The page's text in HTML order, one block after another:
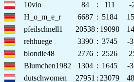
10vio 84 : 111
-
H_o_m_e_r 6687 : 5184
pfeilschnell1 20538 : 19098
rehhuege 3390 : 3745
-
blondie48 2776 : 2526
Blumchen1982 1304 : 1645
-
dutschwomen 27951 : 23079